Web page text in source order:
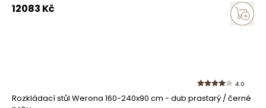
12083 Kč
4.0
Rozkládací stůl Werona 160-240x90 cm - dub prastarý / černé